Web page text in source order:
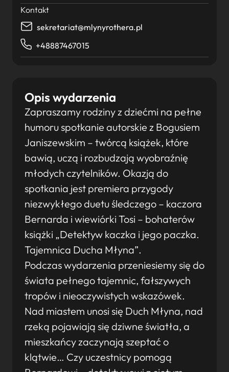
Opis wydarzenia
Zapraszamy rodziny z dziećmi na pełne
humoru spotkanie autorskie z Bogusiem
Janiszewskim – twórcą książek, które
bawią, uczą i rozbudzają wyobraźnię
młodych czytelników. Okazją do
spotkania jest premiera przygody
niezwykłego duetu śledczego – kaczora
Bernarda i wiewiórki Tosi – bohaterów
książki „Detektyw kaczka i jego paczka.
Tajemnica Ducha Młyna”.
Podczas wydarzenia przeniesiemy się do
świata pełnego tajemnic, fałszywych
tropów i nieoczywistych wskazówek.
Nad miastem unosi się Duch Młyna, nad
rzeką pojawiają się dziwne światła, a
mieszkańcy zaczynają szeptać o
klątwie… Czy uczestnicy pomogą
Kontakt
sekretariat@mlynyrothera.pl
+48887467015